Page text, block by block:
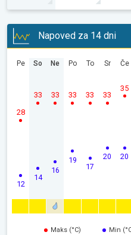
Napoved za 14 dni
Pe
12
28
So
14
33
Ne
16
33
Po
19
33
To
17
33
Sr
20
33
Če
20
35
Maks (°C) Min